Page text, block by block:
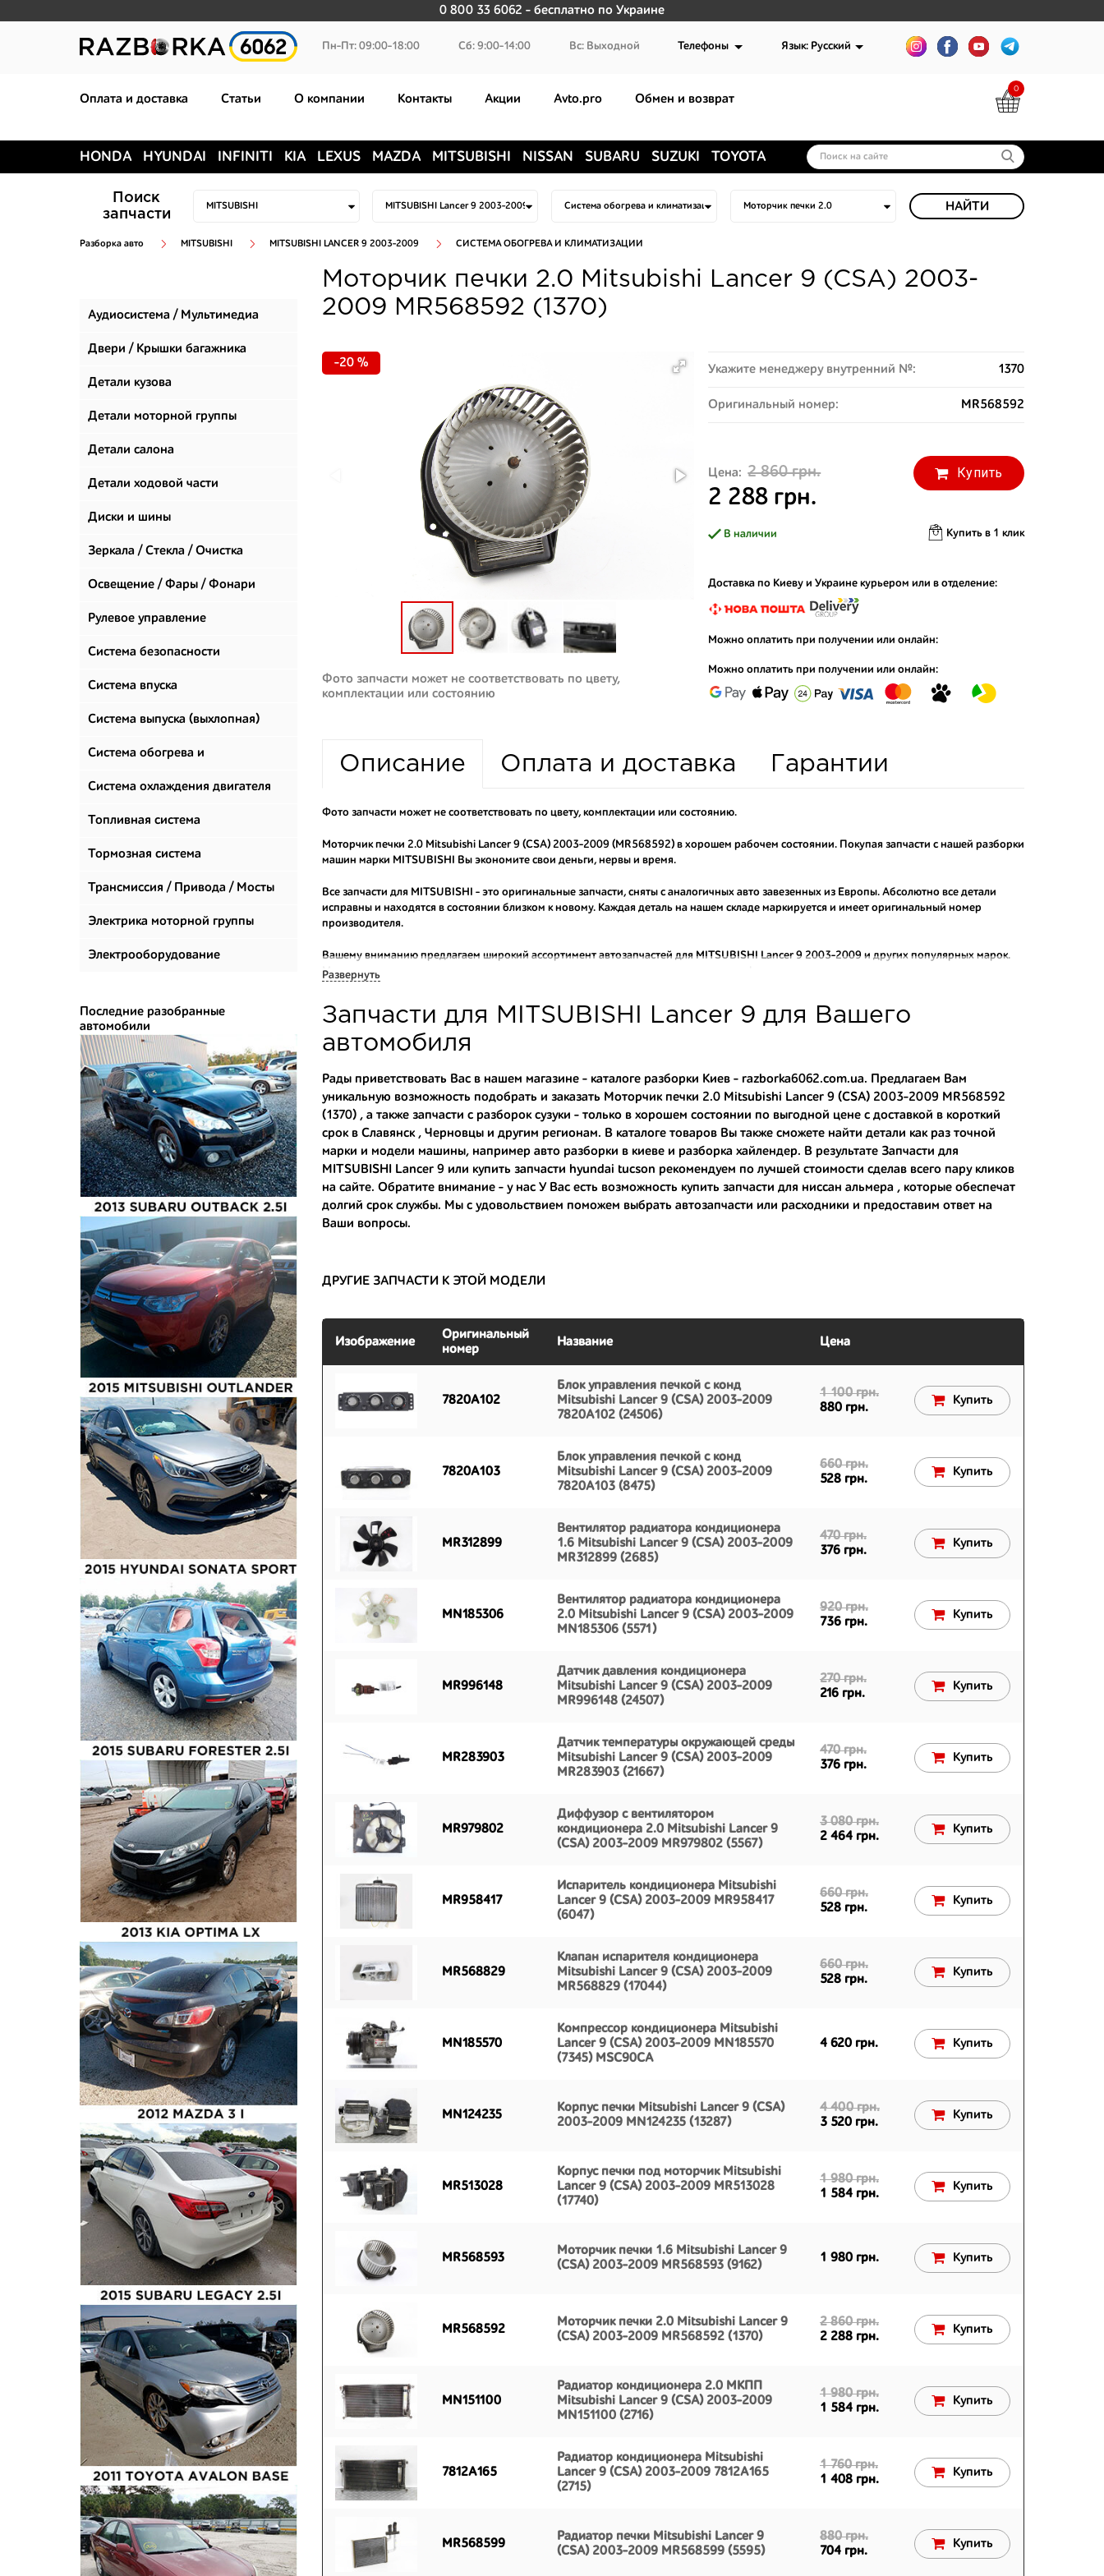
0 800 33 6062 - бесплатно по Украине
0
Пн-Пт: 09:00-18:00 Сб: 9:00-14:00 Вс: Выходной Телефоны Язык: Русский
Оплата и доставка Статьи О компании Контакты Акции Avto.pro Обмен и возврат
HONDA HYUNDAI INFINITI KIA LEXUS MAZDA MITSUBISHI NISSAN SUBARU SUZUKI TOYOTA
Поиск
запчасти
НАЙТИ
Разборка авто MITSUBISHI MITSUBISHI LANCER 9 2003-2009 СИСТЕМА ОБОГРЕВА И КЛИМАТИЗАЦИИ
Аудиосистема / Мультимедиа
Двери / Крышки багажника
Детали кузова
Детали моторной группы
Детали салона
Детали ходовой части
Диски и шины
Зеркала / Стекла / Очистка
стекол
Освещение / Фары / Фонари
Рулевое управление
Система безопасности
Система впуска
Система выпуска (выхлопная)
Система обогрева и
климатизации
Система охлаждения двигателя
Топливная система
Тормозная система
Трансмиссия / Привода / Мосты
Электрика моторной группы
Электрооборудование
Последние разобранные
автомобили
Моторчик печки 2.0 Mitsubishi Lancer 9 (CSA) 2003-
2009 MR568592 (1370)
-20 %
Фото запчасти может не соответствовать по цвету,
комплектации или состоянию
Укажите менеджеру внутренний №: 1370
Оригинальный номер: MR568592
Цена: 2 860 грн.
2 288 грн.
Купить
В наличии Купить в 1 клик
Доставка по Киеву и Украине курьером или в отделение:
Можно оплатить при получении или онлайн:
Можно оплатить при получении или онлайн:
Описание Оплата и доставка Гарантии
Фото запчасти может не соответствовать по цвету, комплектации или состоянию.
Моторчик печки 2.0 Mitsubishi Lancer 9 (CSA) 2003-2009 (MR568592) в хорошем рабочем состоянии. Покупая запчасти с нашей разборки
машин марки MITSUBISHI Вы экономите свои деньги, нервы и время.
Все запчасти для MITSUBISHI - это оригинальные запчасти, сняты с аналогичных авто завезенных из Европы. Абсолютно все детали
исправны и находятся в состоянии близком к новому. Каждая деталь на нашем складе маркируется и имеет оригинальный номер
производителя.
Вашему вниманию предлагаем широкий ассортимент автозапчастей для MITSUBISHI Lancer 9 2003-2009 и других популярных марок.
Мы продаем оригинальные и высококачественные запчасти, отказываясь от контрафактных аналогов.
Многие наши оптовые клиенты рекомендуют именно нашу разборку как надежного и проверенного продавца. Если вам требуется
приобрести оптовую партию деталей для японских автомобилей, то консультанты нашего интернет-магазина подберут вам товар и
укомплектуют партию. Также мы поможем с правильным выбором по каталогу автозапчастей.
- доступные по цене;
- сняты только с автомобилей, которые ездили по превосходным европейским и японским дорогам;
- имеют большой запас прочности и невыробатанный ресурс, и долго прослужат вам.
Развернуть
Запчасти для MITSUBISHI Lancer 9 для Вашего
автомобиля
Рады приветствовать Вас в нашем магазине - каталоге разборки Киев - razborka6062.com.ua. Предлагаем Вам
уникальную возможность подобрать и заказать Моторчик печки 2.0 Mitsubishi Lancer 9 (CSA) 2003-2009 MR568592
(1370) , а также запчасти с разборок сузуки - только в хорошем состоянии по выгодной цене с доставкой в короткий
срок в Славянск , Черновцы и другим регионам. В каталоге товаров Вы также сможете найти детали как раз точной
марки и модели машины, например авто разборки в киеве и разборка хайлендер. В результате Запчасти для
MITSUBISHI Lancer 9 или купить запчасти hyundai tucson рекомендуем по лучшей стоимости сделав всего пару кликов
на сайте. Обратите внимание - у нас У Вас есть возможность купить запчасти для ниссан альмера , которые обеспечат
долгий срок службы. Мы с удовольствием поможем выбрать автозапчасти или расходники и предоставим ответ на
Ваши вопросы.
ДРУГИЕ ЗАПЧАСТИ К ЭТОЙ МОДЕЛИ
Изображение
Оригинальный
номер
Название Цена
7820A102
Блок управления печкой с конд
Mitsubishi Lancer 9 (CSA) 2003-2009
7820A102 (24506)
1 100 грн.
880 грн.
Купить
7820A103
Блок управления печкой с конд
Mitsubishi Lancer 9 (CSA) 2003-2009
7820A103 (8475)
660 грн.
528 грн.
Купить
MR312899
Вентилятор радиатора кондиционера
1.6 Mitsubishi Lancer 9 (CSA) 2003-2009
MR312899 (2685)
470 грн.
376 грн.
Купить
MN185306
Вентилятор радиатора кондиционера
2.0 Mitsubishi Lancer 9 (CSA) 2003-2009
MN185306 (5571)
920 грн.
736 грн.
Купить
MR996148
Датчик давления кондиционера
Mitsubishi Lancer 9 (CSA) 2003-2009
MR996148 (24507)
270 грн.
216 грн.
Купить
MR283903
Датчик температуры окружающей среды
Mitsubishi Lancer 9 (CSA) 2003-2009
MR283903 (21667)
470 грн.
376 грн.
Купить
MR979802
Диффузор с вентилятором
кондиционера 2.0 Mitsubishi Lancer 9
(CSA) 2003-2009 MR979802 (5567)
3 080 грн.
2 464 грн.
Купить
MR958417
Испаритель кондиционера Mitsubishi
Lancer 9 (CSA) 2003-2009 MR958417
(6047)
660 грн.
528 грн.
Купить
MR568829
Клапан испарителя кондиционера
Mitsubishi Lancer 9 (CSA) 2003-2009
MR568829 (17044)
660 грн.
528 грн.
Купить
MN185570
Компрессор кондиционера Mitsubishi
Lancer 9 (CSA) 2003-2009 MN185570
(7345) MSC90CA
4 620 грн. Купить
MN124235
Корпус печки Mitsubishi Lancer 9 (CSA)
2003-2009 MN124235 (13287)
4 400 грн.
3 520 грн.
Купить
MR513028
Корпус печки под моторчик Mitsubishi
Lancer 9 (CSA) 2003-2009 MR513028
(17740)
1 980 грн.
1 584 грн.
Купить
MR568593
Моторчик печки 1.6 Mitsubishi Lancer 9
(CSA) 2003-2009 MR568593 (9162)
1 980 грн. Купить
MR568592
Моторчик печки 2.0 Mitsubishi Lancer 9
(CSA) 2003-2009 MR568592 (1370)
2 860 грн.
2 288 грн.
Купить
MN151100
Радиатор кондиционера 2.0 МКПП
Mitsubishi Lancer 9 (CSA) 2003-2009
MN151100 (2716)
1 980 грн.
1 584 грн.
Купить
7812A165
Радиатор кондиционера Mitsubishi
Lancer 9 (CSA) 2003-2009 7812A165
(2715)
1 760 грн.
1 408 грн.
Купить
MR568599
Радиатор печки Mitsubishi Lancer 9
(CSA) 2003-2009 MR568599 (5595)
880 грн.
704 грн.
Купить